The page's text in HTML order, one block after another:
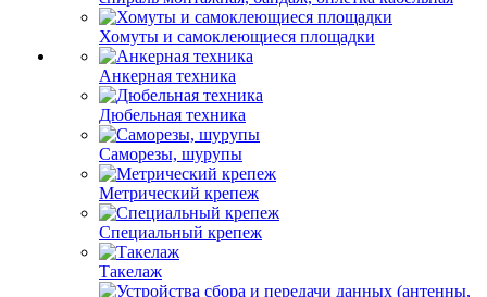
Хомуты и самоклеющиеся площадки
Анкерная техника
Дюбельная техника
Саморезы, шурупы
Метрический крепеж
Специальный крепеж
Такелаж